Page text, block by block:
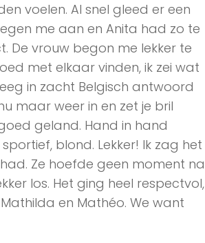
voelen. Al snel gleed er een
me aan en Anita had zo te
De vrouw begon me lekker te
met elkaar vinden, ik zei wat
in zacht Belgisch antwoord
maar weer in en zet je bril
geland. Hand in hand
blond. Lekker! Ik zag het
Ze hoefde geen moment na
los. Het ging heel respectvol,
en Mathéo. We want